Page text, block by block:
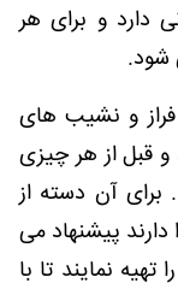
دارد و برای هر
شود.
و نشیب های
قبل از هر چیزی
آن دسته از
دارند پیشنهاد می
نمایند تا با